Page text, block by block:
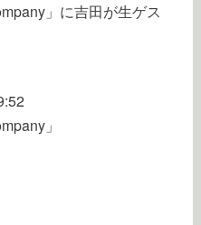
」に吉田が生ゲス
」